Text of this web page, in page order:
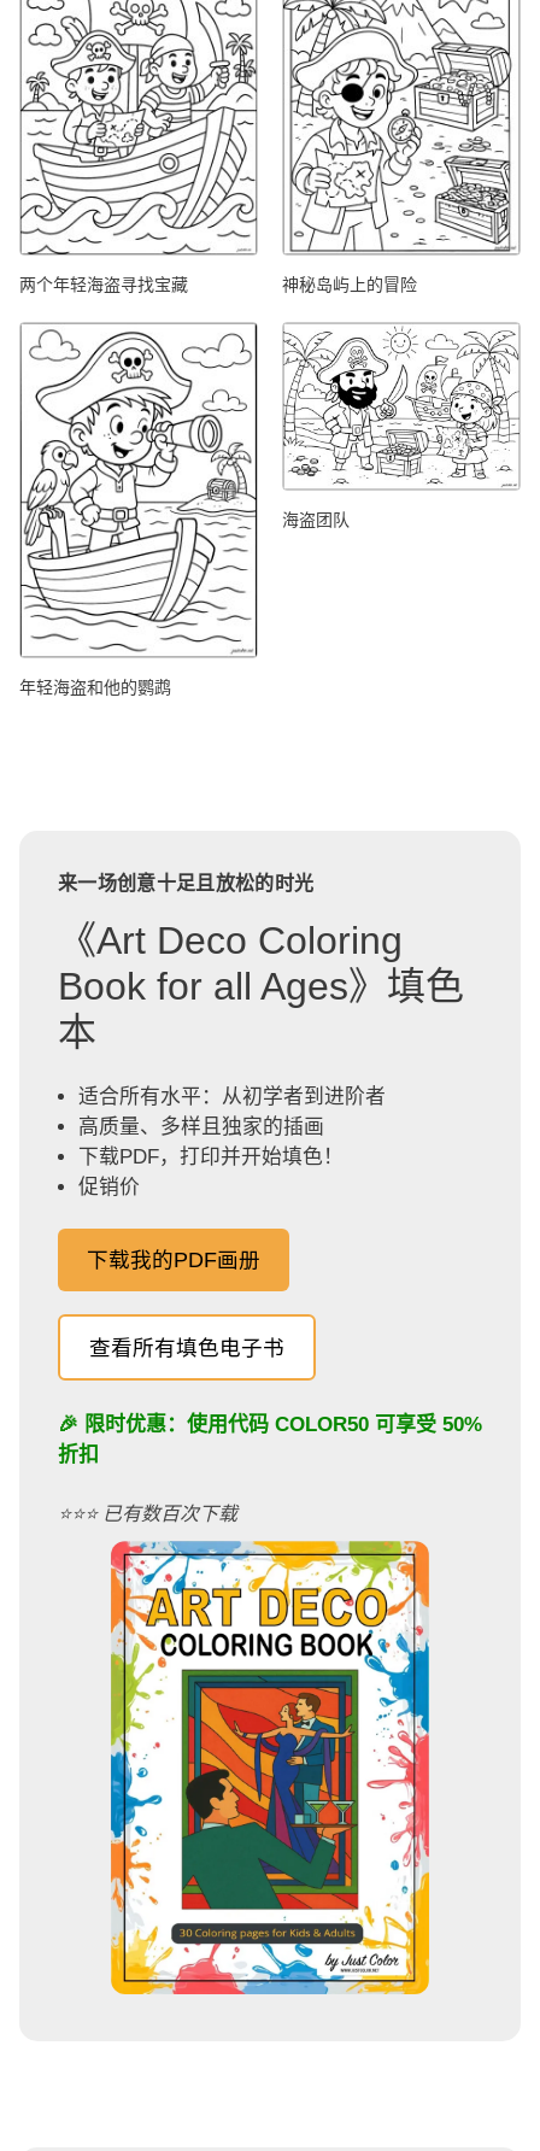
两个年轻海盗寻找宝藏 神秘岛屿上的冒险
年轻海盗和他的鹦鹉
海盗团队
来一场创意十足且放松的时光
《Art Deco Coloring
Book for all Ages》填色
本
适合所有水平：从初学者到进阶者
高质量、多样且独家的插画
下载PDF，打印并开始填色！
促销价
下载我的PDF画册
查看所有填色电子书
🎉 限时优惠：使用代码 COLOR50 可享受 50%
折扣
⭐️⭐️⭐️ 已有数百次下载